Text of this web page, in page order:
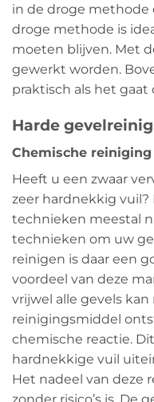
in de droge methode
droge methode is
moeten blijven. Met
gewerkt worden.
praktisch als het
Harde
Chemische reiniging
Heeft u een zwaar
zeer hardnekkig
technieken meestal
technieken om uw
reinigen is daar een
voordeel van deze
vrijwel alle gevels
reinigingsmiddel
chemische reactie.
hardnekkige vuil
Het nadeel van deze